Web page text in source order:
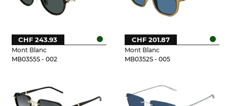
Mont Blanc
MB0355S - 002
CHF 243.93
Mont Blanc
MB0352S - 005
CHF 201.87